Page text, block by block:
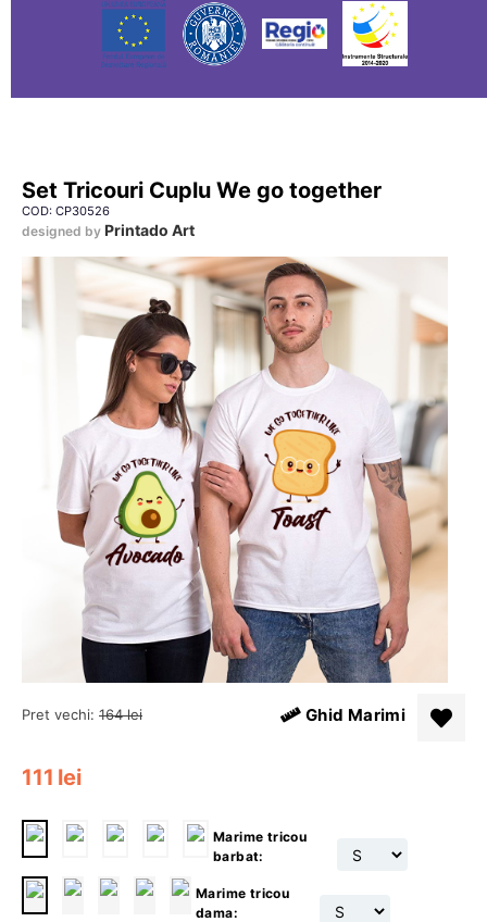
Set Tricouri Cuplu We go together
COD: CP30526
designed by Printado Art
Pret vechi: 164 lei
111 lei
Marime tricou
barbat:
Marime tricou
dama:
Ghid Marimi